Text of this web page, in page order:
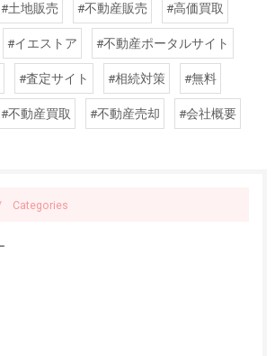
#土地販売 #不動産販売 #高価買取
#イエストア #不動産ポータルサイト
#査定サイト #相続対策 #無料
#不動産買取 #不動産売却 #会社概要
Categories